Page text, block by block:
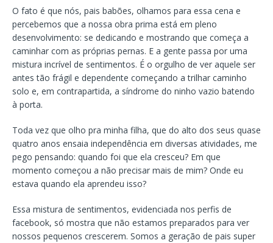
O fato é que nós, pais babões, olhamos para essa cena e
percebemos que a nossa obra prima está em pleno
desenvolvimento: se dedicando e mostrando que começa a
caminhar com as próprias pernas. E a gente passa por uma
mistura incrível de sentimentos. É o orgulho de ver aquele ser
antes tão frágil e dependente começando a trilhar caminho
solo e, em contrapartida, a síndrome do ninho vazio batendo
à porta.
Toda vez que olho pra minha filha, que do alto dos seus quase
quatro anos ensaia independência em diversas atividades, me
pego pensando: quando foi que ela cresceu? Em que
momento começou a não precisar mais de mim? Onde eu
estava quando ela aprendeu isso?
Essa mistura de sentimentos, evidenciada nos perfis de
facebook, só mostra que não estamos preparados para ver
nossos pequenos crescerem. Somos a geração de pais super